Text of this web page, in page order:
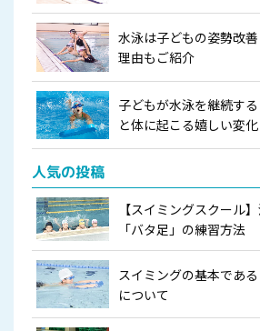
水泳は子どもの姿勢改
理由もご紹介
子どもが水泳を継続す
と体に起こる嬉しい変化
人気の投稿
【スイミングスクール
「バタ足」の練習方法
スイミングの基本である
について